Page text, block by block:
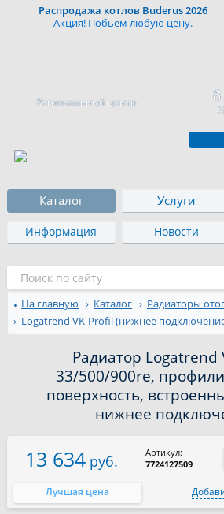
Распродажа котлов Buderus 2026
Акция! Побьем любую цену.
Региональный центр
Каталог Услуги
Информация Новости
На главную Каталог
Радиаторы
Logatrend VK-Profil (нижнее
Радиатор Logatrend
33/500/900re,
поверхность,
нижнее
13 634руб.
Артикул:
7724127509
Лучшая цена